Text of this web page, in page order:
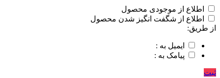
اطلاع از موجودی محصول
اطلاع از شگفت انگیز شدن محصول
از طریق:
ایمیل به :
پیامک به :
ثبت